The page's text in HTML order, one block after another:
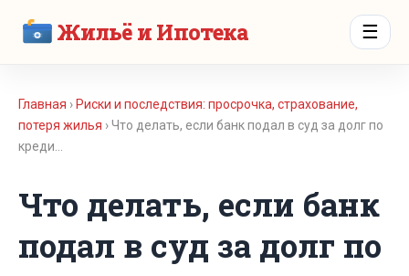
Жильё и Ипотека ☰
Главная › Риски и последствия: просрочка, страхование,
потеря жилья › Что делать, если банк подал в суд за долг по
креди…
Что делать, если банк
подал в суд за долг по